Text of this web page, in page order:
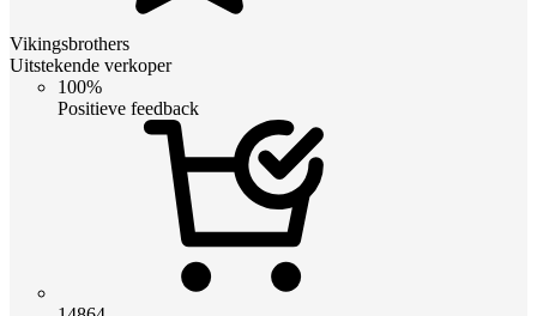
Vikingsbrothers
Uitstekende verkoper
100%
Positieve feedback